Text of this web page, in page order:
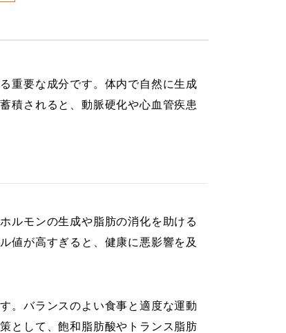
重要な成分です。体内で自然に生成
積されると、動脈硬化や心血管疾患
ルモンの生成や脂肪の消化を助ける
値が高すぎると、健康に悪影響を及
。バランスのよい食事と適度な運動
として、飽和脂肪酸やトランス脂肪